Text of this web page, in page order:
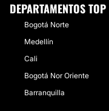
DEPARTAMENTOS TOP
Bogotá Norte
Medellín
Cali
Bogotá Nor Oriente
Barranquilla